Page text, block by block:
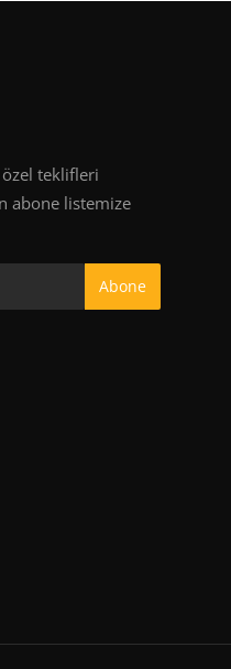
teklifleri
abone listemize
Abone